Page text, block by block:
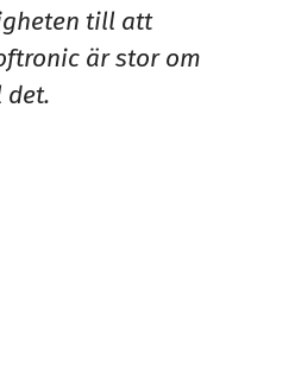
till att
är stor om